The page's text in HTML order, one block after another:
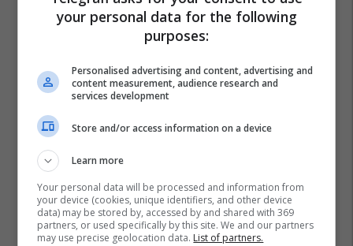
your personal data for the following
purposes:
Personalised advertising and content, advertising and
content measurement, audience research and
services development
Store and/or access information on a device
Learn more
Your personal data will be processed and information from
your device (cookies, unique identifiers, and other device
data) may be stored by, accessed by and shared with 369
partners, or used specifically by this site. We and our partners
may use precise geolocation data. List of partners.